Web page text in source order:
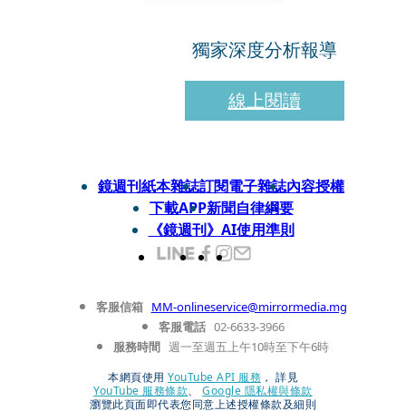
獨家深度分析報導
線上閱讀
鏡週刊紙本雜誌訂閱電子雜誌內容授權
下載APP新聞自律綱要
《鏡週刊》AI使用準則
客服信箱 MM-onlineservice@mirrormedia.mg
客服電話 02-6633-3966
服務時間 週一至週五上午10時至下午6時
本網頁使用 YouTube API 服務 ， 詳見
YouTube 服務條款、
Google 隱私權與條款
瀏覽此頁面即代表您同意上述授權條款及細則